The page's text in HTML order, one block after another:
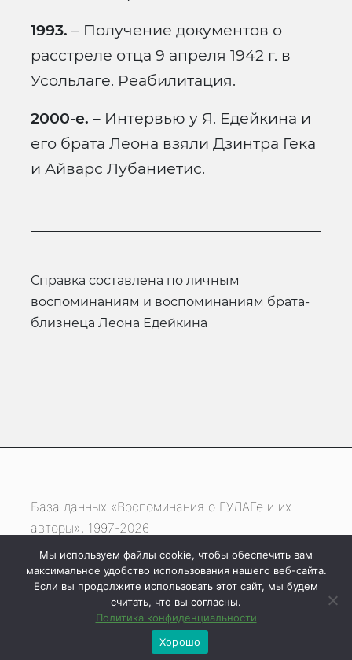
1993. – Получение документов о
расстреле отца 9 апреля 1942 г. в
Усольлаге. Реабилитация.
2000-е. – Интервью у Я. Едейкина и
его брата Леона взяли Дзинтра Гека
и Айварс Лубаниетис.
справка составлена по личным
воспоминаниям и воспоминаниям брата-
близнеца Леона Едейкина
База данных «Воспоминания о ГУЛАГе и их
авторы», 1997-2026
Если вы нашли ошибку, выделите фрагмент
текста и нажмите одновременно
клавиши Ctrl
Мы используем файлы cookie, чтобы обеспечить вам
максимальное удобство использования нашего веб-сайта.
Если вы продолжите использовать этот сайт, мы будем
считать, что вы согласны.
Политика конфиденциальности
Хорошо